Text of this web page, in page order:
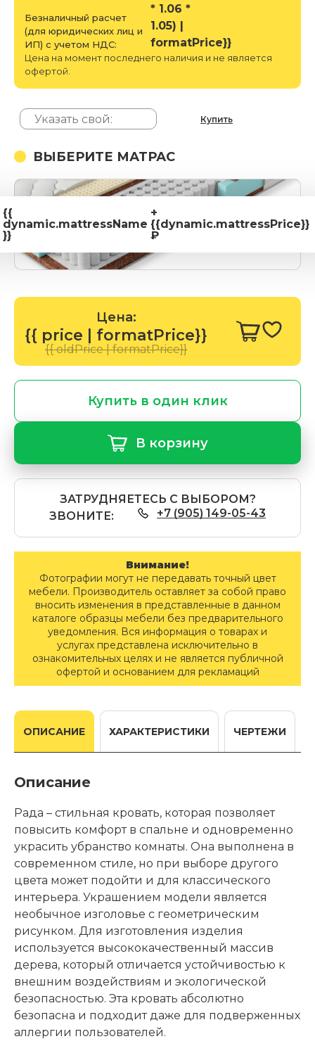
Безналичный расчет
(для юридических лиц и
ИП) с учетом НДС:
* 1.06 *
1.05) |
formatPrice}}
Цена на момент последнего наличия и не является
офертой.
Купить
ВЫБЕРИТЕ МАТРАС
{{
dynamic.mattressName
}}
+
{{dynamic.mattressPrice}}
₽
Цена:
{{ price | formatPrice}}
{{ oldPrice | formatPrice}}
Купить в один клик
В корзину
ЗАТРУДНЯЕТЕСЬ С ВЫБОРОМ?
ЗВОНИТЕ:
+7 (905) 149-05-43
Внимание!
Фотографии могут не передавать точный цвет
мебели. Производитель оставляет за собой право
вносить изменения в представленные в данном
каталоге образцы мебели без предварительного
уведомления. Вся информация о товарах и
услугах представлена исключительно в
ознакомительных целях и не является публичной
офертой и основанием для рекламаций
ОПИСАНИЕ ХАРАКТЕРИСТИКИ ЧЕРТЕЖИ
Описание
Рада – стильная кровать, которая позволяет
повысить комфорт в спальне и одновременно
украсить убранство комнаты. Она выполнена в
современном стиле, но при выборе другого
цвета может подойти и для классического
интерьера. Украшением модели является
необычное изголовье с геометрическим
рисунком. Для изготовления изделия
используется высококачественный массив
дерева, который отличается устойчивостью к
внешним воздействиям и экологической
безопасностью. Эта кровать абсолютно
безопасна и подходит даже для подверженных
аллергии пользователей.